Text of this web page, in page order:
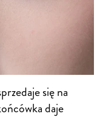
się na
daje